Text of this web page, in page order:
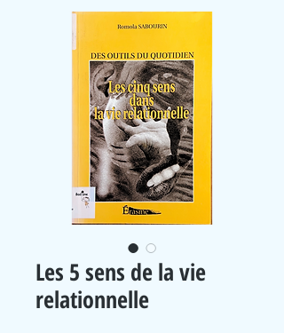
Les 5 sens de la vie
relationnelle